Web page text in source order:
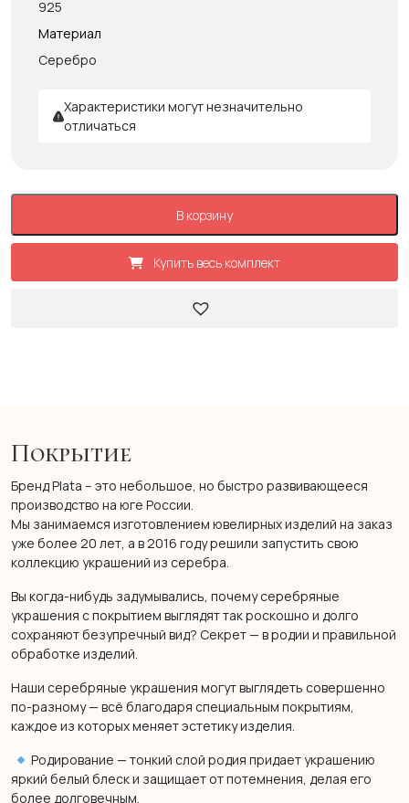
925
Материал
Серебро
Характеристики могут незначительно
отличаться
В корзину
Купить весь комплект
Покрытие
Бренд Plata – это небольшое, но быстро развивающееся
производство на юге России.
Мы занимаемся изготовлением ювелирных изделий на заказ
уже более 20 лет, а в 2016 году решили запустить свою
коллекцию украшений из серебра.
Вы когда-нибудь задумывались, почему серебряные
украшения с покрытием выглядят так роскошно и долго
сохраняют безупречный вид? Секрет — в родии и правильной
обработке изделий.
Наши серебряные украшения могут выглядеть совершенно
по-разному — всё благодаря специальным покрытиям,
каждое из которых меняет эстетику изделия.
Родирование — тонкий слой родия придает украшению
яркий белый блеск и защищает от потемнения, делая его
более долговечным.